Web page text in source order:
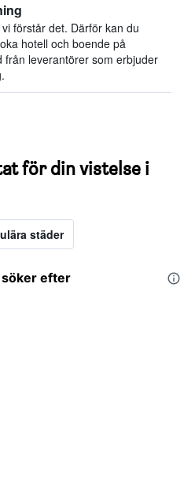
förstår det. Därför kan du
hotell och boende på
från leverantörer som erbjuder
för din vistelse i
städer
söker efter